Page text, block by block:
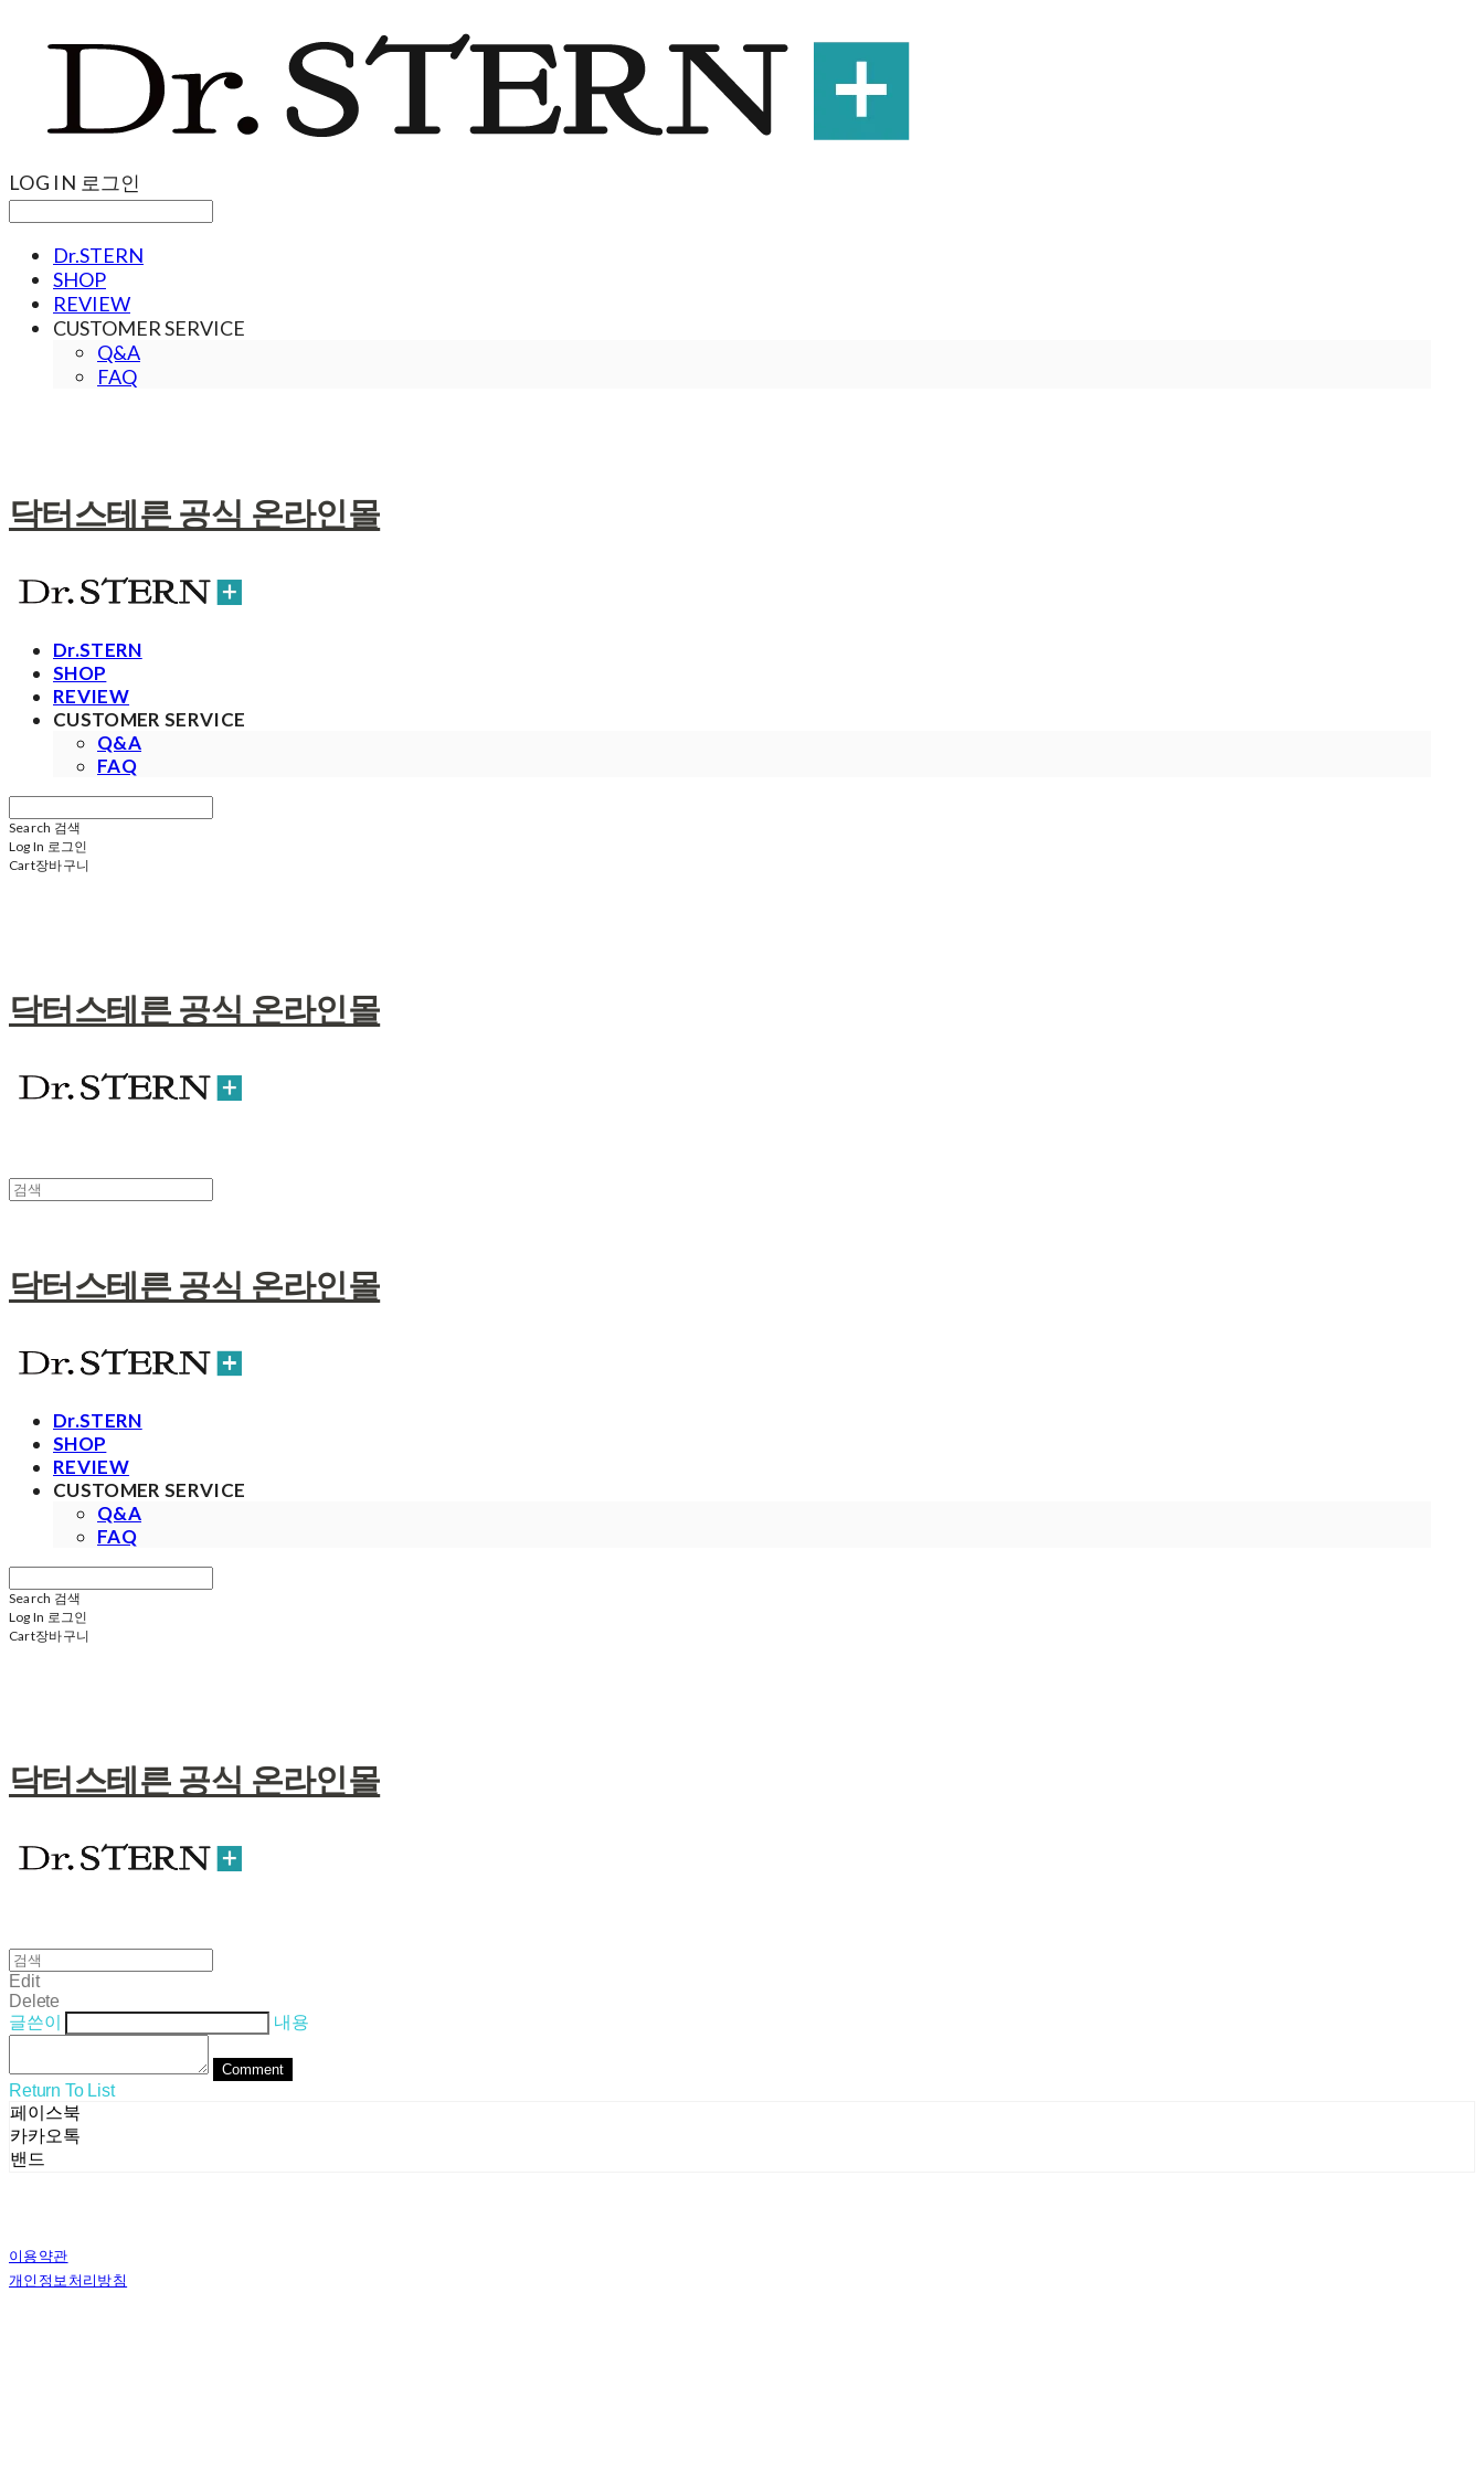
LOG IN 로그인
Dr.STERN
SHOP
REVIEW
CUSTOMER SERVICE
Q&A
FAQ
닥터스테른 공식 온라인몰
Dr.STERN
SHOP
REVIEW
CUSTOMER SERVICE
Q&A
FAQ
Search 검색
Log In 로그인
Cart장바구니
닥터스테른 공식 온라인몰
닥터스테른 공식 온라인몰
Dr.STERN
SHOP
REVIEW
CUSTOMER SERVICE
Q&A
FAQ
Search 검색
Log In 로그인
Cart장바구니
닥터스테른 공식 온라인몰
Edit
Delete
글쓴이
내용
Comment
Return To List
페이스북
카카오톡
밴드
이용약관
개인정보처리방침